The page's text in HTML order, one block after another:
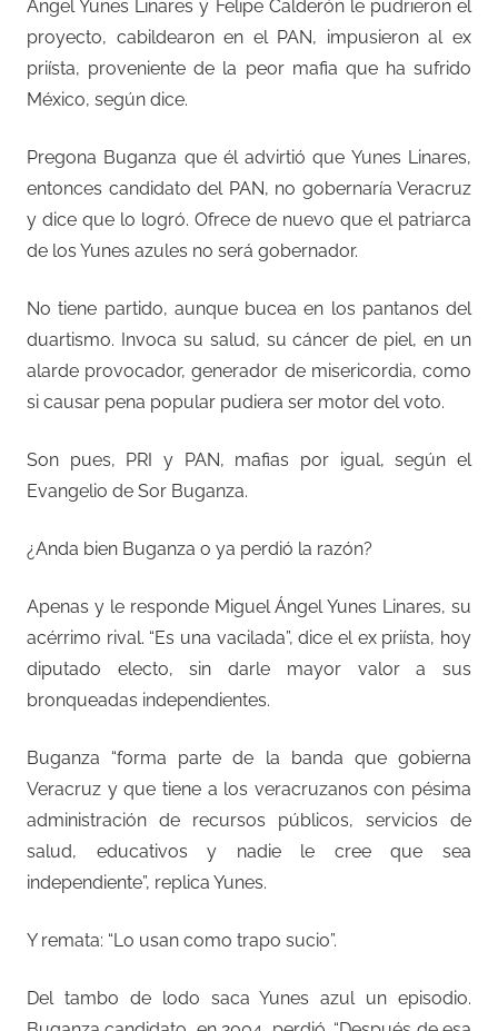
Ángel Yunes Linares y Felipe Calderón le pudrieron el
proyecto, cabildearon en el PAN, impusieron al ex
priísta, proveniente de la peor mafia que ha sufrido
México, según dice.
Pregona Buganza que él advirtió que Yunes Linares,
entonces candidato del PAN, no gobernaría Veracruz
y dice que lo logró. Ofrece de nuevo que el patriarca
de los Yunes azules no será gobernador.
No tiene partido, aunque bucea en los pantanos del
duartismo. Invoca su salud, su cáncer de piel, en un
alarde provocador, generador de misericordia, como
si causar pena popular pudiera ser motor del voto.
Son pues, PRI y PAN, mafias por igual, según el
Evangelio de Sor Buganza.
¿Anda bien Buganza o ya perdió la razón?
Apenas y le responde Miguel Ángel Yunes Linares, su
acérrimo rival. “Es una vacilada”, dice el ex priísta, hoy
diputado electo, sin darle mayor valor a sus
bronqueadas independientes.
Buganza “forma parte de la banda que gobierna
Veracruz y que tiene a los veracruzanos con pésima
administración de recursos públicos, servicios de
salud, educativos y nadie le cree que sea
independiente”, replica Yunes.
Y remata: “Lo usan como trapo sucio”.
Del tambo de lodo saca Yunes azul un episodio.